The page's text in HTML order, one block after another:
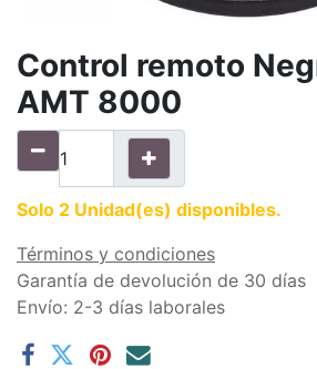
Control remoto
AMT 8000
Solo 2 Unidad(es) disponibles.
Términos y condiciones
Garantía de devolución de 30 días
Envío: 2-3 días laborales